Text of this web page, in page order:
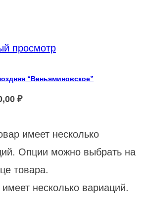
просмотр
“Веньяминовское”
₽
имеет несколько
Опции можно выбрать на
товара.
несколько вариаций.